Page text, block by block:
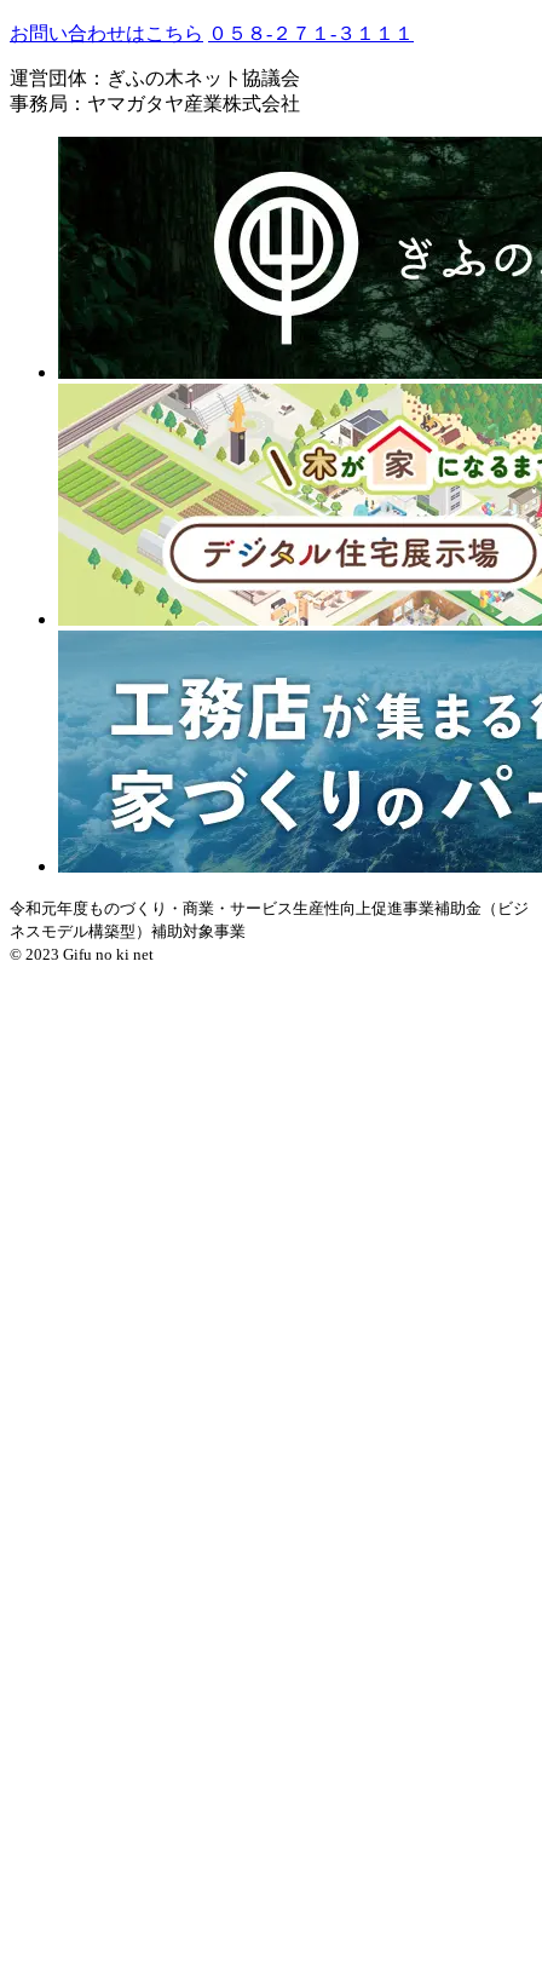
お問い合わせはこちら ０５８-２７１-３１１１
運営団体：ぎふの木ネット協議会
事務局：ヤマガタヤ産業株式会社
令和元年度ものづくり・商業・サービス生産性向上促進事業補助金（ビジ
ネスモデル構築型）補助対象事業
© 2023 Gifu no ki net